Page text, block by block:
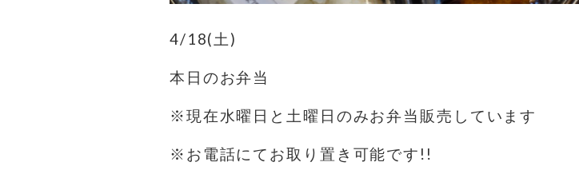
4/18(土)
本日のお弁当
※現在水曜日と土曜日のみお弁当販売しています
※お電話にてお取り置き可能です!!